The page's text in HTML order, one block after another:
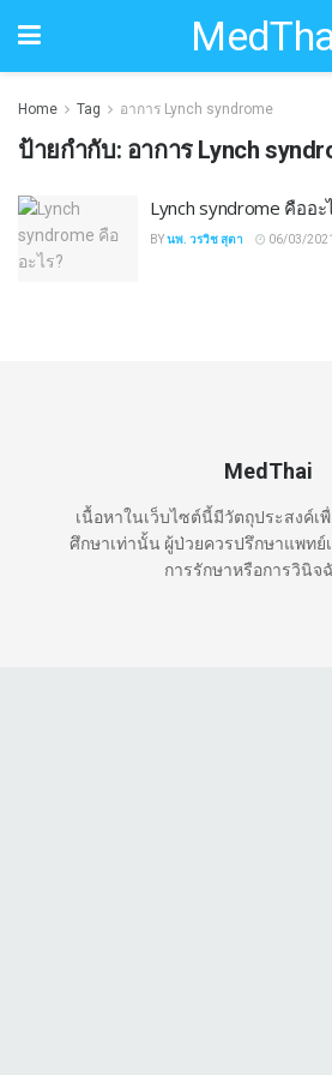
Home Tag อาการ Lynch syndrome
ป้ายกำกับ: อาการ Lynch
Lynch syndrome คืออะ
BYนพ. วรวิช สุตา 06/03/2021
MedThai
เนื้อหาในเว็บไซต์นี้มีวัตถุประสงค์เ
ศึกษาเท่านั้น ผู้ป่วยควรปรึกษาแพท
การรักษาหรือการวินิจ